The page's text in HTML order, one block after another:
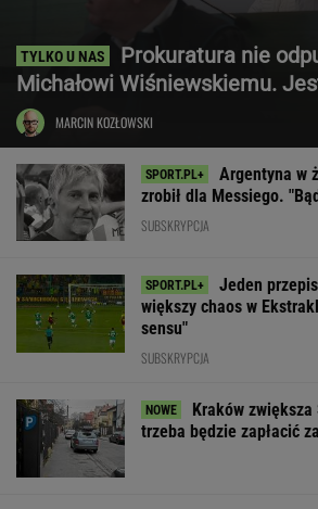
Prokuratura nie
Michałowi Wiśniewskiemu.
MARCIN KOZŁOWSKI
Argentyna w
zrobił dla Messiego.
SUBSKRYPCJA
Jeden
większy chaos w
sensu"
SUBSKRYPCJA
Kraków zwiększa
trzeba będzie zapłacić